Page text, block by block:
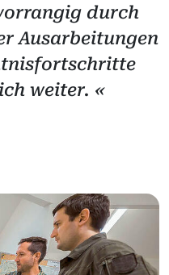
durch
Ausarbeitungen
weiter. «